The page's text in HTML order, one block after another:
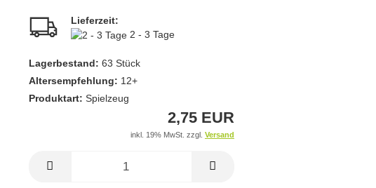
Lieferzeit:
2 - 3 Tage
Lagerbestand: 63 Stück
Altersempfehlung: 12+
Produktart: Spielzeug
2,75 EUR
inkl. 19% MwSt. zzgl. Versand